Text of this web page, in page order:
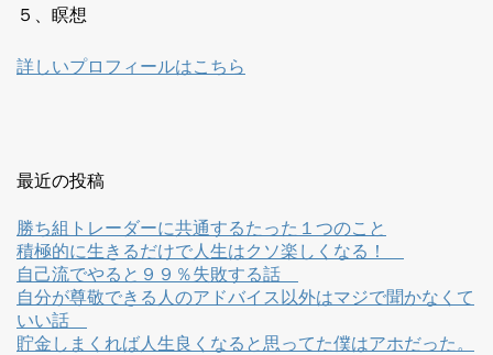
５、瞑想
詳しいプロフィールはこちら
最近の投稿
勝ち組トレーダーに共通するたった１つのこと
積極的に生きるだけで人生はクソ楽しくなる！
自己流でやると９９％失敗する話
自分が尊敬できる人のアドバイス以外はマジで聞かなくて
いい話
貯金しまくれば人生良くなると思ってた僕はアホだった。